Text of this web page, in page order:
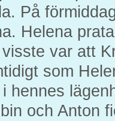
På
Helena
var att
som
hennes
och Anton